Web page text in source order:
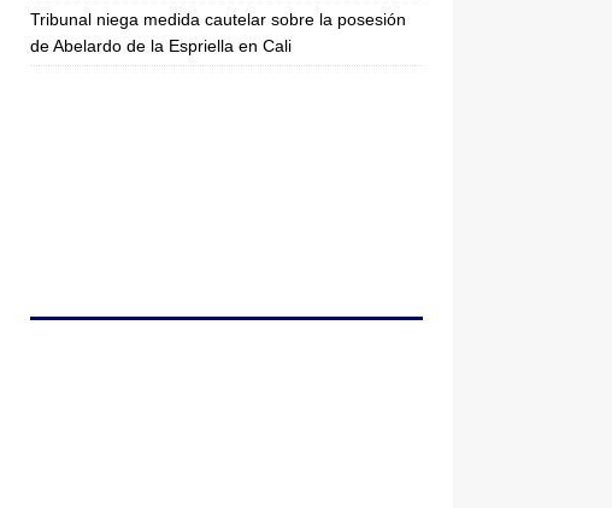
Tribunal niega medida cautelar sobre la posesión
de Abelardo de la Espriella en Cali